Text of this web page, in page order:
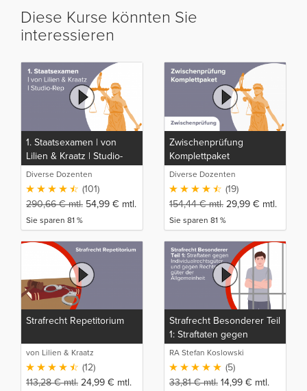
Diese Kurse könnten Sie
interessieren
1. Staatsexamen | von
Lilien & Kraatz | Studio-
Rep
Diverse Dozenten
(101)
290,66€mtl. 54,99 € mtl.
Sie sparen 81 %
Zwischenprüfung
Komplettpaket
Diverse Dozenten
(19)
154,44€mtl. 29,99 € mtl.
Sie sparen 81 %
Strafrecht Repetitorium
von Lilien & Kraatz
(12)
113,28€mtl. 24,99 € mtl.
Strafrecht Besonderer Teil
1: Straftaten gegen
Individualrechtsgüter und
gegen Rechtsgüter der
Allgemeinheit
RA Stefan Koslowski
(5)
33,81€mtl. 14,99 € mtl.